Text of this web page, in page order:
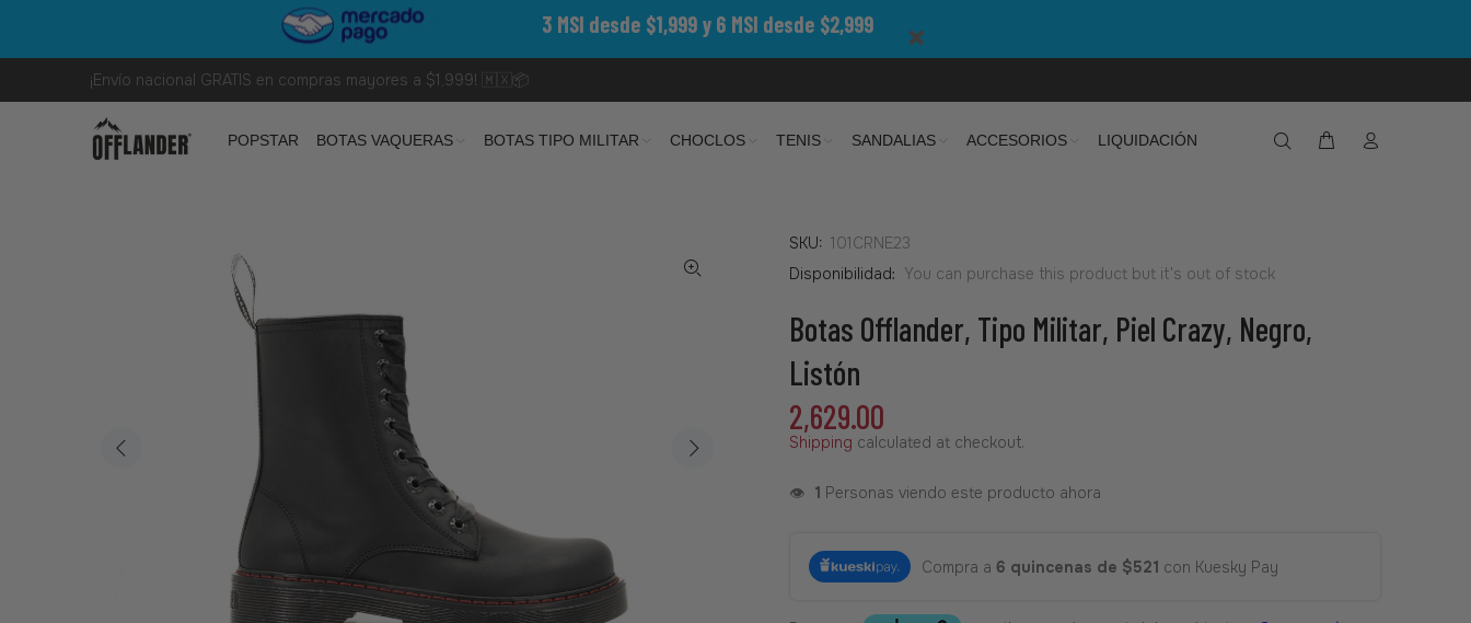
3 MSI desde $1,999 y 6 MSI desde $2,999
¡Envío nacional GRATIS en compras mayores a $1,999! 🇲🇽📦
POPSTAR BOTAS VAQUERAS BOTAS TIPO MILITAR CHOCLOS TENIS SANDALIAS ACCESORIOS LIQUIDACIÓN
SKU: 101CRNE23
Disponibilidad: You can purchase this product but it's out of stock
Botas Offlander, Tipo Militar, Piel Crazy, Negro,
Listón
2,629.00
Shipping calculated at checkout.
👁️ 1 Personas viendo este producto ahora
Compra a 6 quincenas de $521 con Kuesky Pay